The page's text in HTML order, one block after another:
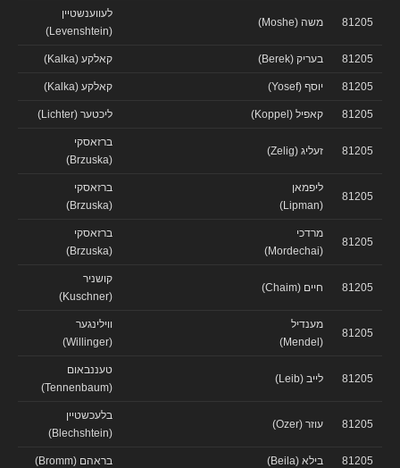
81205 משה (Moshe)
לעווענשטיין
(Levenshtein)
81205 בעריק (Berek) קאלקע (Kalka)
81205 יוסף (Yosef) קאלקע (Kalka)
81205 קאפיל (Koppel) ליכטער (Lichter)
81205 זעליג (Zelig)
ברזאסקי
(Brzuska)
81205
ליפמאן
(Lipman)
ברזאסקי
(Brzuska)
81205
מרדכי
(Mordechai)
ברזאסקי
(Brzuska)
81205 חיים (Chaim)
קושניר
(Kuschner)
81205
מענדיל
(Mendel)
ווילינגער
(Willinger)
81205 לייב (Leib)
טעננבאום
(Tennenbaum)
81205 עוזר (Ozer)
בלעכשטיין
(Blechshtein)
81205 בילא (Beila) בראהם (Bromm)